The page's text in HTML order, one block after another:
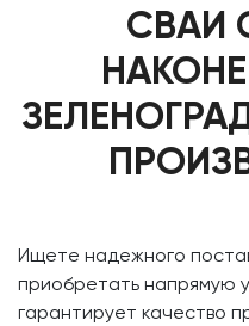
СВАИ
Ищете надежного
приобретать напрямую
гарантирует качество